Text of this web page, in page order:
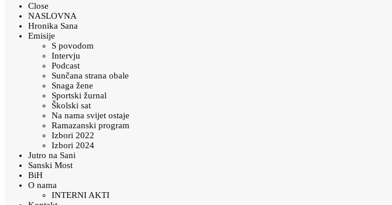
Close
NASLOVNA
Hronika Sana
Emisije
S povodom
Intervju
Podcast
Sunčana strana obale
Snaga žene
Sportski žurnal
Školski sat
Na nama svijet ostaje
Ramazanski program
Izbori 2022
Izbori 2024
Jutro na Sani
Sanski Most
BiH
O nama
INTERNI AKTI